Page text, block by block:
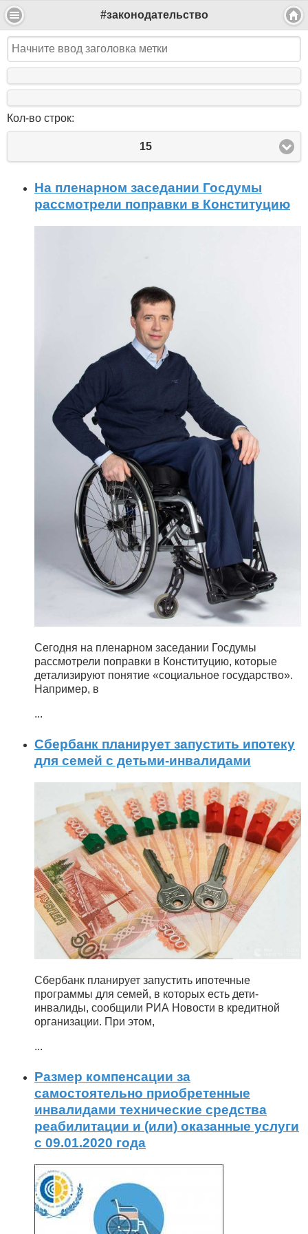
#законодательство
Кол-во строк:
15
На пленарном заседании Госдумы
рассмотрели поправки в Конституцию
Сегодня на пленарном заседании Госдумы
рассмотрели поправки в Конституцию, которые
детализируют понятие «социальное государство».
Например, в
...
Сбербанк планирует запустить ипотеку
для семей с детьми-инвалидами
Сбербанк планирует запустить ипотечные
программы для семей, в которых есть дети-
инвалиды, сообщили РИА Новости в кредитной
организации. При этом,
...
Размер компенсации за
самостоятельно приобретенные
инвалидами технические средства
реабилитации и (или) оказанные услуги
с 09.01.2020 года